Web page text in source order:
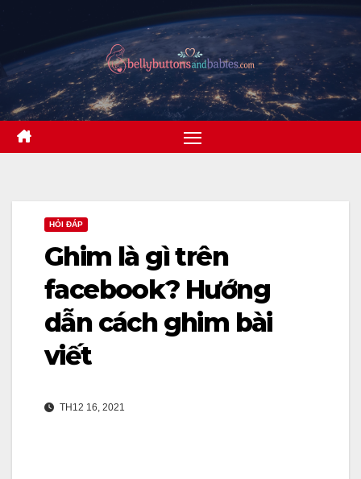
content
HỎI ĐÁP
Ghim là gì trên
facebook? Hướng
dẫn cách ghim bài
viết
TH12 16, 2021